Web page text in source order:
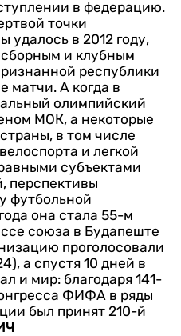
в федерацию.
точки
удалось в 2012 году,
и клубным
республики
матчи. А когда в
олимпийский
МОК, а некоторые
в том числе
и легкой
субъектами
перспективы
футбольной
она стала 55-м
союза в Будапеште
проголосовали
а спустя 10 дней в
и мир: благодаря 141-
ФИФА в ряды
был принят 210-й